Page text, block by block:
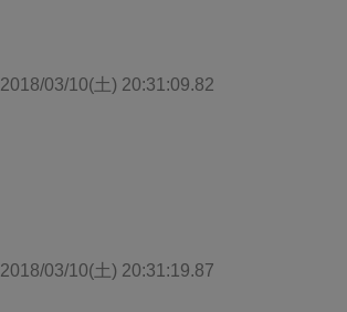
2018/03/10(土) 20:31:09.82
2018/03/10(土) 20:31:19.87